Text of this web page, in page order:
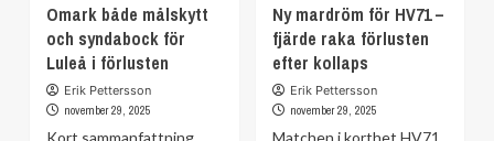
lätt
för
—
så
hanterar
vi
Talangens
ovissa
framtid
år
Omark både målskytt
och syndabock för
Luleå i förlusten
Erik Pettersson
november 29, 2025
Kort sammanfattning
Ny mardröm för HV71 –
fjärde raka förlusten
efter kollaps
Erik Pettersson
november 29, 2025
Matchen i korthet HV71